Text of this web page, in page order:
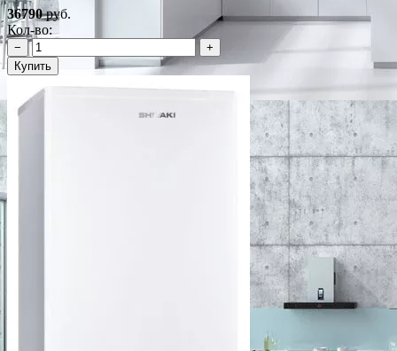
36790руб.
Кол-во:
−
+
Купить